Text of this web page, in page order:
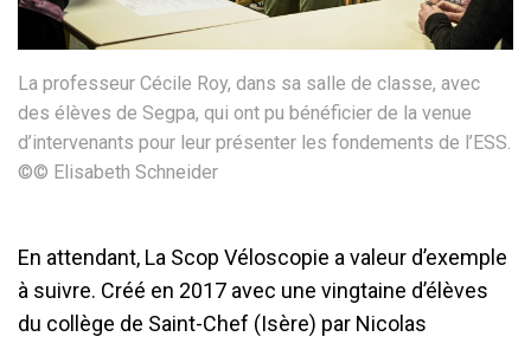
La professeur Cécile Roy, dans sa salle de classe, avec
des élèves de Segpa, qui ont pu bénéficier de la venue
d’intervenants pour leur présenter les fondements de l’ESS.
©© Elisabeth Schneider
En attendant, La Scop Véloscopie a valeur d’exemple
à suivre. Créé en 2017 avec une vingtaine d’élèves
du collège de Saint-Chef (Isère) par Nicolas